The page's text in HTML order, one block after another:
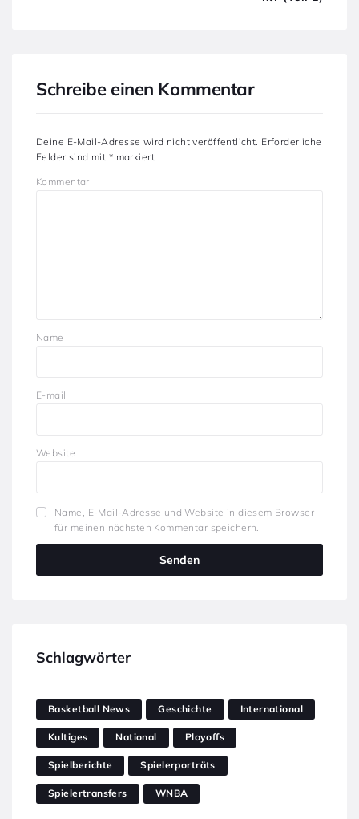
Schreibe einen Kommentar
Deine E-Mail-Adresse wird nicht veröffentlicht. Erforderliche
Felder sind mit * markiert
Kommentar
Name
E-mail
Website
Name, E-Mail-Adresse und Website in diesem Browser
für meinen nächsten Kommentar speichern.
Schlagwörter
Basketball News Geschichte International
Kultiges National Playoffs
Spielberichte Spielerporträts
Spielertransfers WNBA